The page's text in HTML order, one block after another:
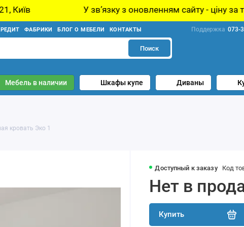
У звʼязку з оновленням сайту - ціну за товар
ФАБРИКИ БЛОГ О МЕБЕЛИ КОНТАКТЫ Поддержка 073-
Поиск
Мебель в наличии Шкафы купе Диваны
кровать Эко 1
Доступный к заказу Код
Нет в
Купить